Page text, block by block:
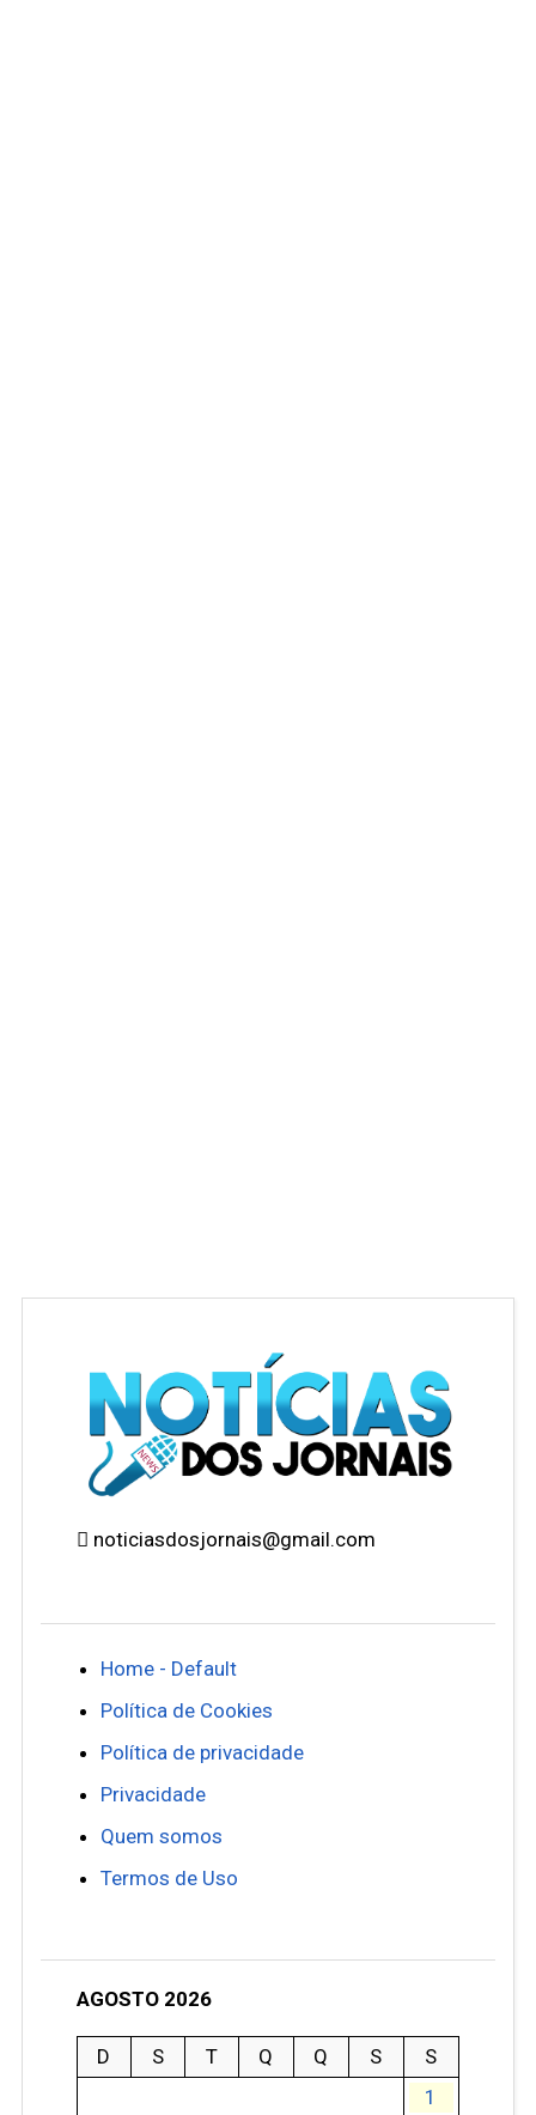
noticiasdosjornais@gmail.com
Home - Default
Política de Cookies
Política de privacidade
Privacidade
Quem somos
Termos de Uso
AGOSTO 2026
D S T Q Q S
S
1